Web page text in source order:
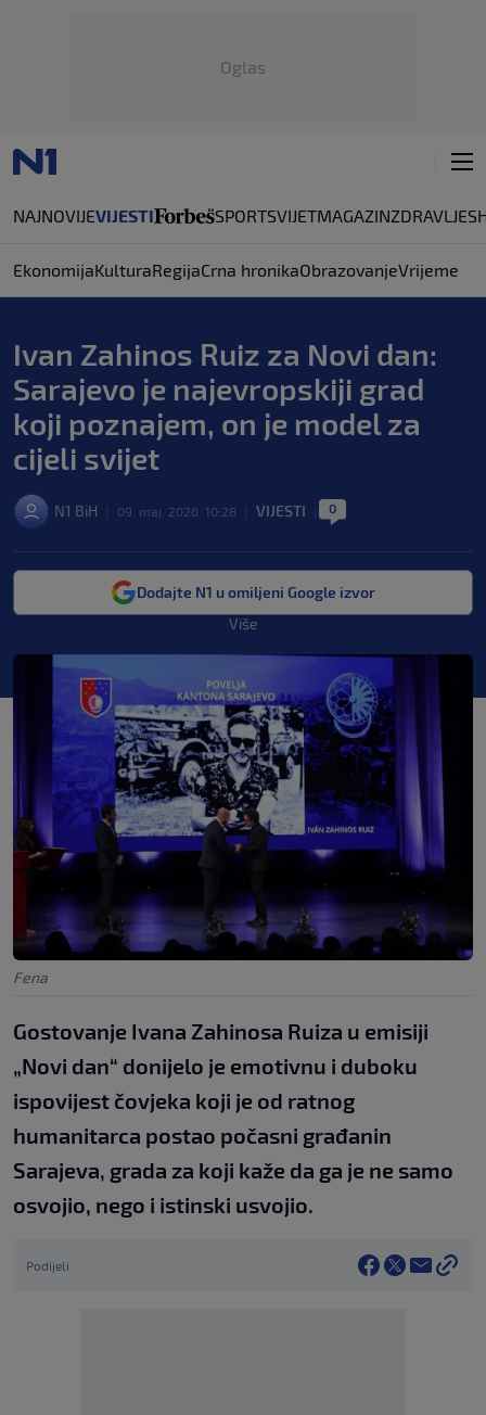
Oglas
NAJNOVIJEVIJESTI SPORTSVIJETMAGAZINZDRAVLJE
EkonomijaKulturaRegijaCrna hronikaObrazovanjeVrijeme
Ivan Zahinos Ruiz za Novi dan:
Sarajevo je najevropskiji grad
koji poznajem, on je model za
cijeli svijet
N1 BiH 09. maj. 2026. 10:28 VIJESTI 0
Dodajte N1 u omiljeni Google izvor
Više
Fena
Gostovanje Ivana Zahinosa Ruiza u emisiji
„Novi dan“ donijelo je emotivnu i duboku
ispovijest čovjeka koji je od ratnog
humanitarca postao počasni građanin
Sarajeva, grada za koji kaže da ga je ne samo
osvojio, nego i istinski usvojio.
Podijeli